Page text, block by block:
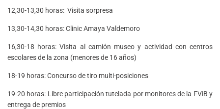
12,30-13,30 horas: Visita sorpresa
13,30-14,30 horas: Clinic Amaya Valdemoro
16,30-18 horas: Visita al camión museo y actividad con centros
escolares de la zona (menores de 16 años)
18-19 horas: Concurso de tiro multi-posiciones
19-20 horas: Libre participación tutelada por monitores de la FViB y
entrega de premios